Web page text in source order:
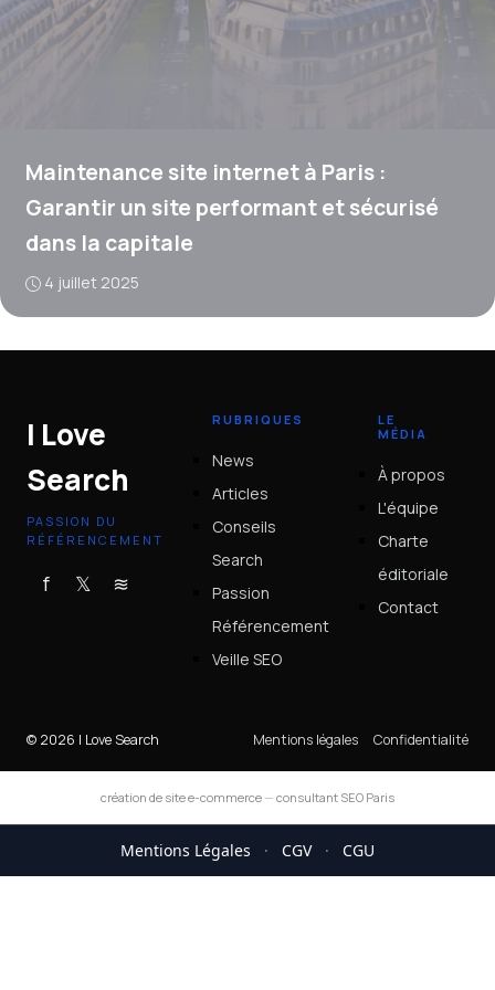
Maintenance site internet à Paris :
Garantir un site performant et sécurisé
dans la capitale
4 juillet 2025
I Love
Search
PASSION DU
RÉFÉRENCEMENT
f 𝕏 ≋
RUBRIQUES
News
Articles
Conseils
Search
Passion
Référencement
Veille SEO
LE
MÉDIA
À propos
L'équipe
Charte
éditoriale
Contact
© 2026 I Love Search Mentions légales Confidentialité
création de site e-commerce — consultant SEO Paris
Mentions Légales · CGV · CGU